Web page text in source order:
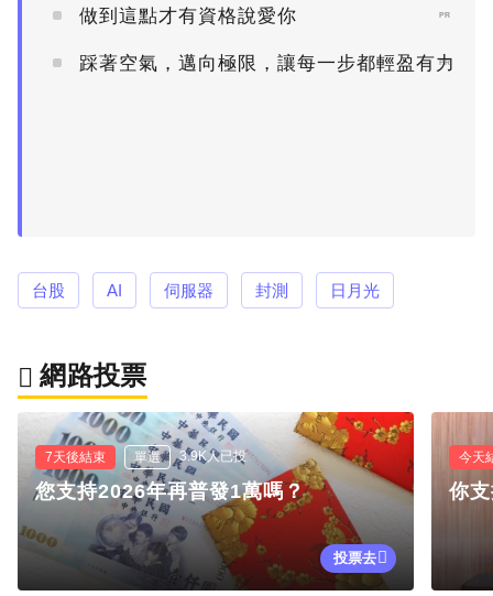
做到這點才有資格說愛你 PR
踩著空氣，邁向極限，讓每一步都輕盈有力
PR
台股 AI 伺服器 封測 日月光
網路投票
7天後結束 單選 3.9K人已投
您支持2026年再普發1萬嗎？
投票去
今天
你